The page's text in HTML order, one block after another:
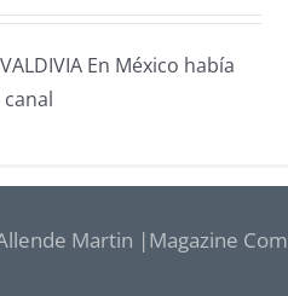
En México había
Martin |Magazine